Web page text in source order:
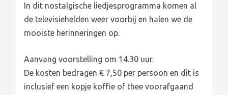
In dit nostalgische liedjesprogramma komen al
de televisiehelden weer voorbij en halen we de
mooiste herinneringen op.
Aanvang voorstelling om 14.30 uur.
De kosten bedragen € 7,50 per persoon en dit is
inclusief een kopje koffie of thee voorafgaand